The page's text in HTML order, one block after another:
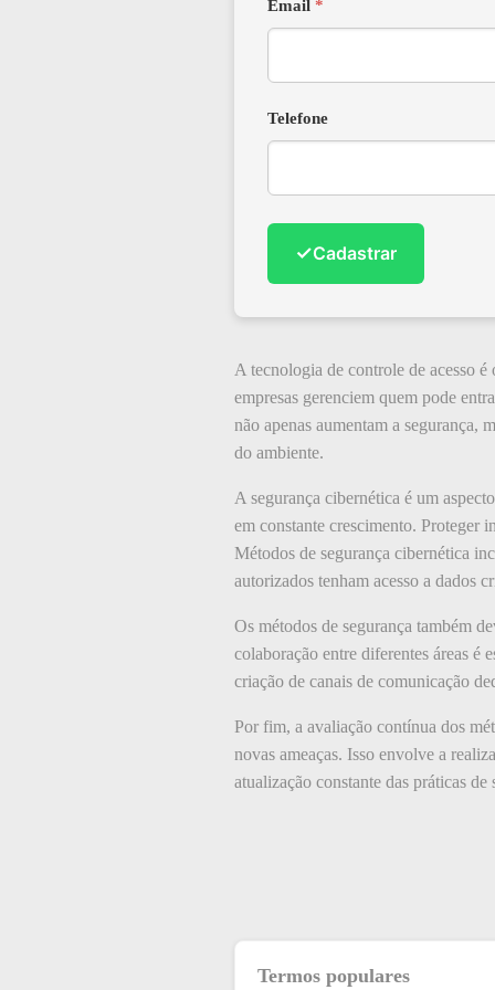
Email *
Telefone
✓Cadastrar
A tecnologia de controle de acesso
empresas gerenciem quem pode
não apenas aumentam a segurança,
do ambiente.
A segurança cibernética é um
em constante crescimento. Proteger
Métodos de segurança cibernética
autorizados tenham acesso a dados
Os métodos de segurança também
colaboração entre diferentes áreas é
criação de canais de comunicação
Por fim, a avaliação contínua dos
novas ameaças. Isso envolve a
atualização constante das práticas
Termos populares